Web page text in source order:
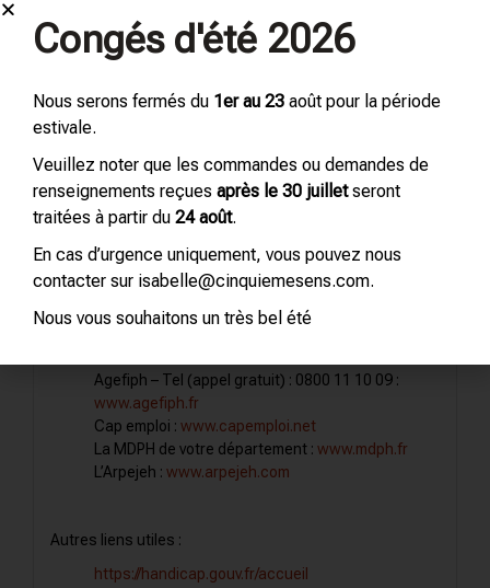
Ajouter
Informations sur l'accessibilité
l’égalité des droits et des chances, la participation et la
citoyenneté des personnes handicapées”, Cinquième
Sens propose un accompagnement individualisé selon
la situation du handicap du participant (conseils et
informations sur les dispositifs liés au handicap).
pouvant vous accompagner dans un parcours en
Agefiph – Tel (appel gratuit) : 0800 11 10 09 :
www.agefiph.fr
Cap emploi : www.capemploi.net
La MDPH de votre département : www.mdph.fr
L’Arpejeh : www.arpejeh.com
Autres liens utiles :
https://handicap.gouv.fr/accueil
Congés d'été 2026
Nous serons fermés du 1er au 23 août pour la période
estivale.
Veuillez noter que les commandes ou demandes de
renseignements reçues après le 30 juilletseront
traitées à partir du 24 août.
En cas d’urgence uniquement, vous pouvez nous
contacter sur isabelle@cinquiemesens.com.
Nous vous souhaitons un très bel été